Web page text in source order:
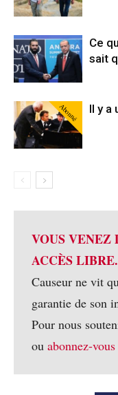
Ce
sait
Abonné Il y a
VOUS
ACCÈS LIBRE.
Causeur ne vit
garantie de son
Pour nous
ou abonnez-